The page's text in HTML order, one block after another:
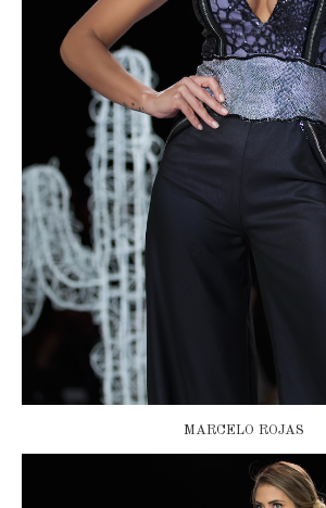
MARCELO ROJAS